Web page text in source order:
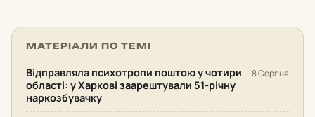
МАТЕРІАЛИ ПО ТЕМІ
Відправляла психотропи поштою у чотири
області: у Харкові заарештували 51-річну
наркозбувачку
8 Серпня